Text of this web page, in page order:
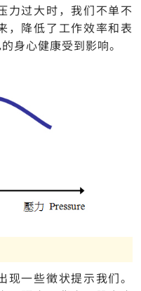
力过大时，我们不单不
，降低了工作效率和表
身心健康受到影响。
一些徵状提示我们。